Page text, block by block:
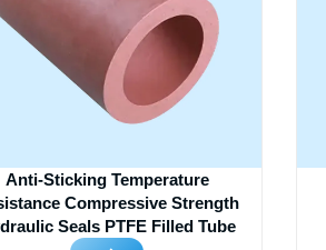
Anti-Sticking Temperature
Compressive Strength
Seals PTFE Filled Tube